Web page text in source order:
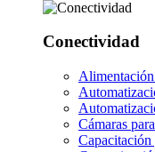
Conectividad
Cámaras